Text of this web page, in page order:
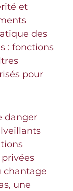
et
des
: fonctions
pour
danger
chantage
une